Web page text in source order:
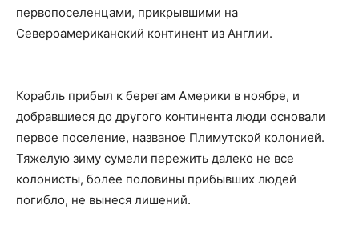
первопоселенцами, прикрывшими на
Североамериканский континент из Англии.
Корабль прибыл к берегам Америки в ноябре, и
добравшиеся до другого континента люди основали
первое поселение, названое Плимутской колонией.
Тяжелую зиму сумели пережить далеко не все
колонисты, более половины прибывших людей
погибло, не вынеся лишений.